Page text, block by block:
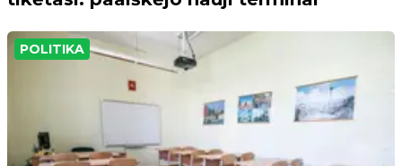
POLITIKA